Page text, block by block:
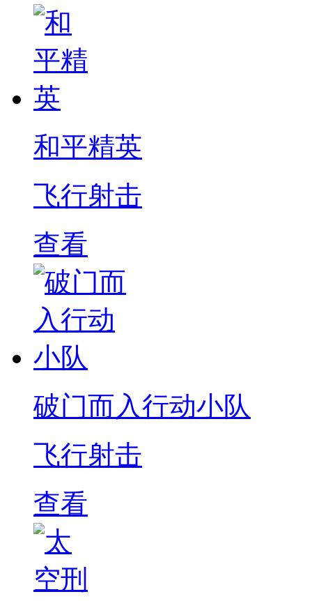
和平精英
飞行射击
查看
破门而入行动小队
飞行射击
查看